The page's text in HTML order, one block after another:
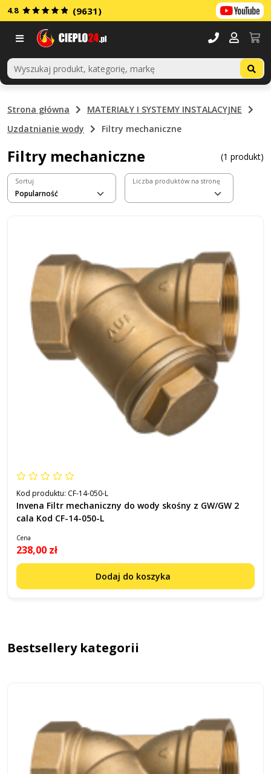
4.8 (9631)
Strona główna
MATERIAŁY I SYSTEMY INSTALACYJNE
Uzdatnianie wody
Filtry mechaniczne
Filtry mechaniczne (1 produkt)
Sortuj Liczba produktów na stronę
Kod produktu: CF-14-050-L
Invena Filtr mechaniczny do wody skośny z GW/GW 2
cala Kod CF-14-050-L
Cena
238,00 zł
Dodaj do koszyka
Bestsellery kategorii